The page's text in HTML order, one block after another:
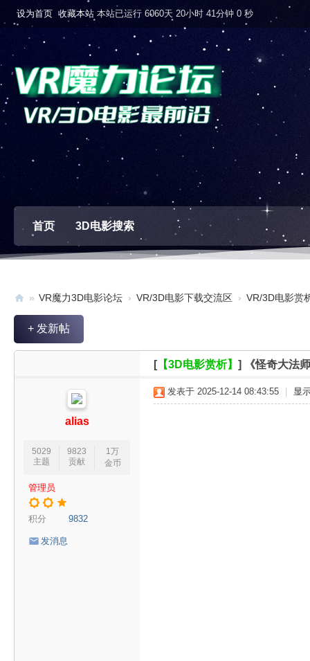
设为首页 收藏本站 本站已运行 6060天 20小时 41分钟 1 秒
首页 3D电影搜索
V
» VR魔力3D电影论坛 › VR/3D电影下载交流区 › VR/3D电影赏
+ 发新帖
[【3D电影赏析】 ] 《怪奇大法
alias
5029
主题
9823
贡献
1万
金币
管理员
积分 9832
发消息
发表于 2025-12-14 08:43:55 显